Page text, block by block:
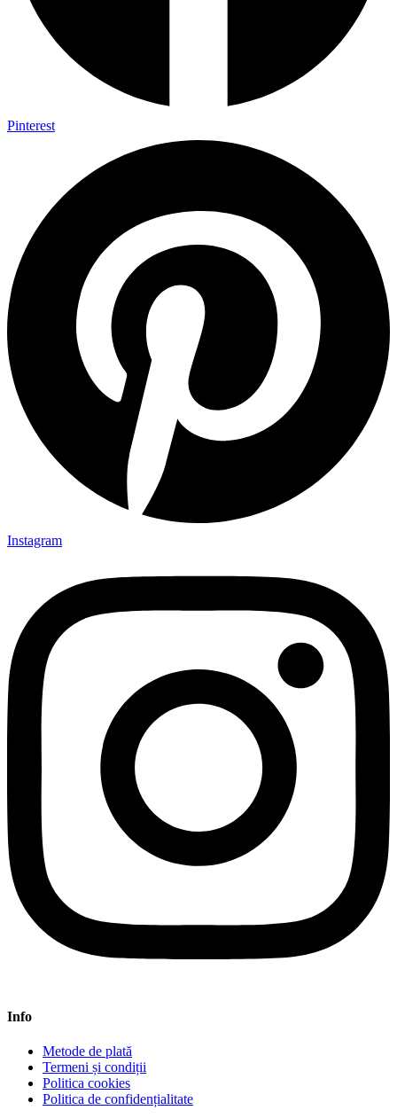
Pinterest
Instagram
Info
Metode de plată
Termeni și condiții
Politica cookies
Politica de confidențialitate